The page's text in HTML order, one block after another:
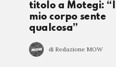
titolo a Motegi:
mio corpo sente
qualcosa”
di Redazione MOW